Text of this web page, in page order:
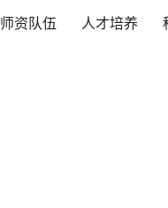
师资队伍 人才培养